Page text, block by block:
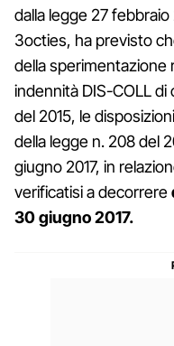
dalla legge 27 febbraio
3octies, ha previsto
della sperimentazione
indennità DIS-COLL di
del 2015, le
della legge n. 208 del
giugno 2017, in
verificatisi a decorrere
30 giugno 2017.